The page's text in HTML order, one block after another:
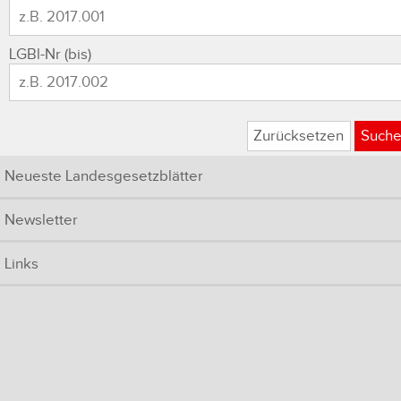
LGBl-Nr (bis)
Zurücksetzen
Neueste Landesgesetzblätter
Newsletter
Links